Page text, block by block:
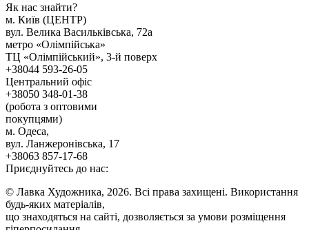
Як наc знайти?
м. Киïв (ЦЕНТР)
вул. Велика Васильківська, 72а
метро «Олімпійська»
ТЦ «Олімпійський», 3-й поверх
+38044 593-26-05
Центральний офіс
+38050 348-01-38
(робота з оптовими
покупцями)
м. Одеса,
вул. Ланжеронівська, 17
+38063 857-17-68
Приєднуйтесь до нас:
© Лавка Художника, 2026. Всі права захищені. Використання
будь-яких матеріалів,
що знаходяться на сайті, дозволяється за умови розміщення